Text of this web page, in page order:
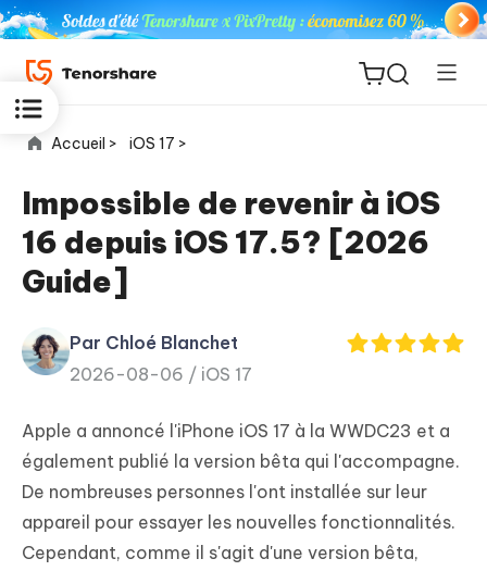
ReiBoot
for iOS
PDNob
PDF
New
iAnyGo
Accueil > iOS 17 >
Impossible de revenir à iOS
16 depuis iOS 17.5? [2026
Guide]
Par Chloé Blanchet
2026-08-06 / iOS 17
Apple a annoncé l'iPhone iOS 17 à la WWDC23 et a
également publié la version bêta qui l'accompagne.
De nombreuses personnes l'ont installée sur leur
appareil pour essayer les nouvelles fonctionnalités.
Cependant, comme il s'agit d'une version bêta,